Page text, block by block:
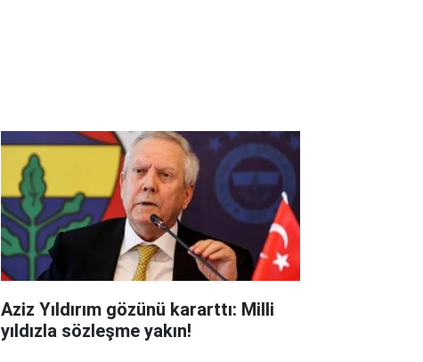
Aziz Yıldırım gözünü kararttı: Milli
yıldızla sözleşme yakın!